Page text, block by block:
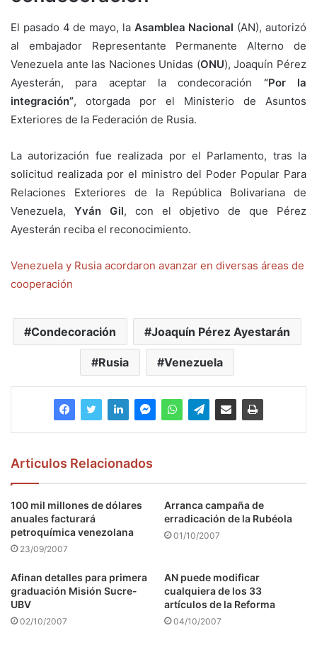
El pasado 4 de mayo, la Asamblea Nacional (AN), autorizó
al embajador Representante Permanente Alterno de
Venezuela ante las Naciones Unidas (ONU), Joaquín Pérez
Ayesterán, para aceptar la condecoración “Por la
integración”, otorgada por el Ministerio de Asuntos
Exteriores de la Federación de Rusia.
La autorización fue realizada por el Parlamento, tras la
solicitud realizada por el ministro del Poder Popular Para
Relaciones Exteriores de la República Bolivariana de
Venezuela, Yván Gil, con el objetivo de que Pérez
Ayesterán reciba el reconocimiento.
Venezuela y Rusia acordaron avanzar en diversas áreas de
cooperación
Condecoración Joaquín Pérez Ayestarán
Rusia Venezuela
Articulos Relacionados
100 mil millones de dólares
anuales facturará
petroquímica venezolana
23/09/2007
Arranca campaña de
erradicación de la Rubéola
01/10/2007
Afinan detalles para primera
graduación Misión Sucre-
UBV
02/10/2007
AN puede modificar
cualquiera de los 33
artículos de la Reforma
04/10/2007